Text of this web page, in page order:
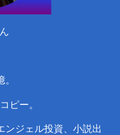
ピー。
ンジェル投資、小説出